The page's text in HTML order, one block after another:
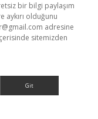
bir bilgi paylaşım
aykırı olduğunu
adresine
sitemizden